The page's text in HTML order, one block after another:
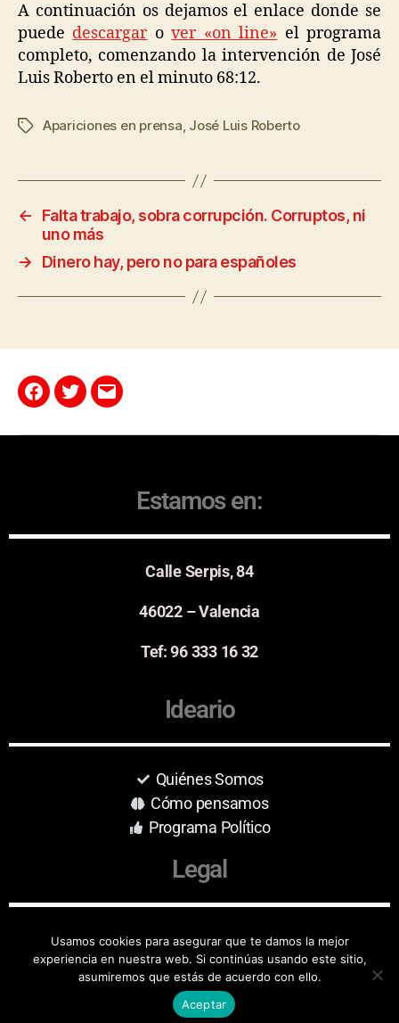
A continuación os dejamos el enlace donde se
puede descargarover «on line» el programa
completo, comenzando la intervención de José
Luis Roberto en el minuto 68:12.
Apariciones en prensa, José Luis Roberto
←
Falta trabajo, sobra corrupción. Corruptos, ni
uno más
→
Dinero hay, pero no para españoles
Estamos en:
Calle Serpis, 84
46022 – Valencia
Tef: 96 333 16 32
Ideario
Quiénes Somos
Cómo pensamos
Programa Político
Legal
Aviso Legal
Protección de Datos
Usamos cookies para asegurar que te damos la mejor
experiencia en nuestra web. Si continúas usando este sitio,
asumiremos que estás de acuerdo con ello.
Aceptar